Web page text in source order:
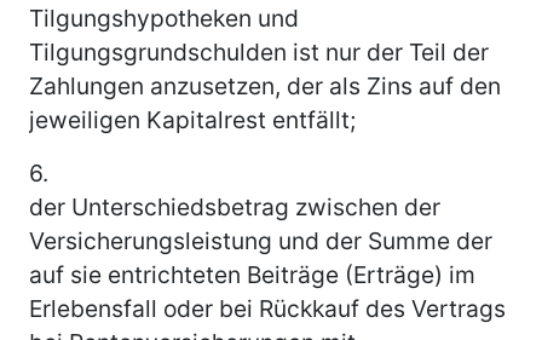
Tilgungshypotheken und
Tilgungsgrundschulden ist nur der Teil der
Zahlungen anzusetzen, der als Zins auf den
jeweiligen Kapitalrest entfällt;
6.
der Unterschiedsbetrag zwischen der
Versicherungsleistung und der Summe der
auf sie entrichteten Beiträge (Erträge) im
Erlebensfall oder bei Rückkauf des Vertrags